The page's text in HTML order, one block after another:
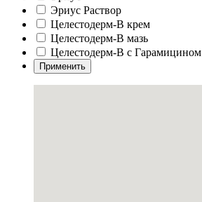
Эриус Раствор
Целестодерм-В крем
Целестодерм-В мазь
Целестодерм-В с Гарамицином
Применить